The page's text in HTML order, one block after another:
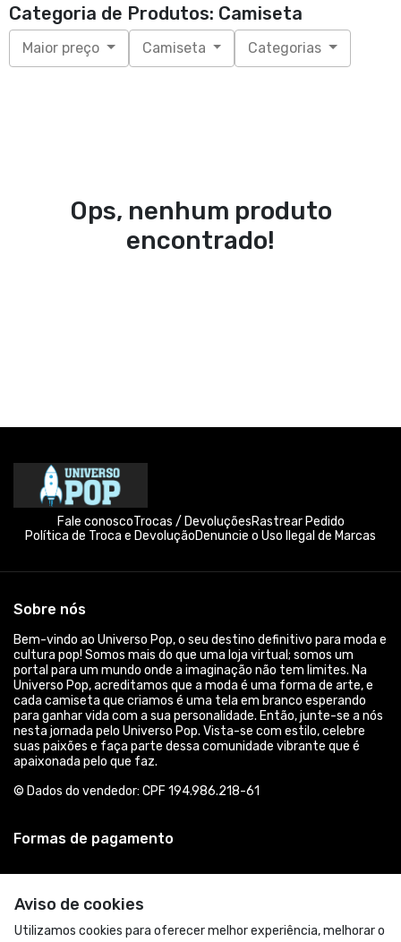
Categoria de Produtos: Camiseta
Maior preço Camiseta Categorias
Ops, nenhum produto
encontrado!
Aviso de cookies
Utilizamos cookies para oferecer melhor experiência, melhorar o
Fale conoscoTrocas / DevoluçõesRastrear Pedido
Política de Troca e DevoluçãoDenuncie o Uso Ilegal de Marcas
Sobre nós
Bem-vindo ao Universo Pop, o seu destino definitivo para moda e
cultura pop! Somos mais do que uma loja virtual; somos um
portal para um mundo onde a imaginação não tem limites. Na
Universo Pop, acreditamos que a moda é uma forma de arte, e
cada camiseta que criamos é uma tela em branco esperando
para ganhar vida com a sua personalidade. Então, junte-se a nós
nesta jornada pelo Universo Pop. Vista-se com estilo, celebre
suas paixões e faça parte dessa comunidade vibrante que é
apaixonada pelo que faz.
© Dados do vendedor: CPF 194.986.218-61
Formas de pagamento